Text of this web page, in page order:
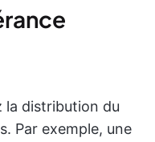
la distribution du
Par exemple, une